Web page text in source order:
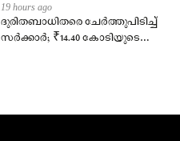
19 hours ago
ദുരിതബാധിതരെ ചേർത്തുപിടിച്ച്
സർക്കാർ; ₹14.40 കോടിയുടെ